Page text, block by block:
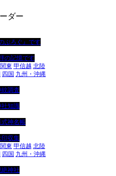
関東 甲信越 北陸
四国 九州・沖縄
関東 甲信越 北陸
四国 九州・沖縄